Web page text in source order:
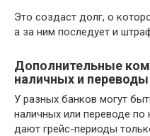
Это создаст долг, о
а за ним последует и
Дополнительные
наличных и переводы
У разных банков могут
наличных или переводе
дают грейс-периоды